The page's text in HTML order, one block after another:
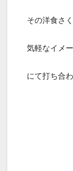
その洋食さ
気軽なイメ
にて打ち合